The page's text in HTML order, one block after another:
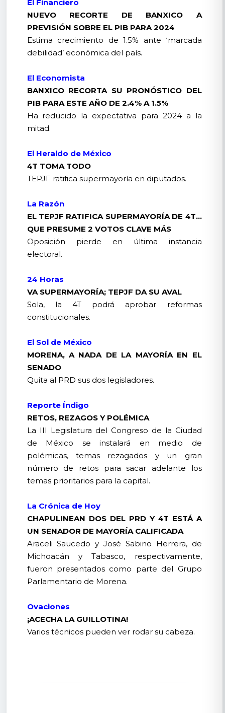
El Financiero
NUEVO RECORTE DE BANXICO A
PREVISIÓN SOBRE EL PIB PARA 2024
Estima crecimiento de 1.5% ante ‘marcada
debilidad’ económica del país.
El Economista
BANXICO RECORTA SU PRONÓSTICO DEL
PIB PARA ESTE AÑO DE 2.4% A 1.5%
Ha reducido la expectativa para 2024 a la
mitad.
El Heraldo de México
4T TOMA TODO
TEPJF ratifica supermayoría en diputados.
La Razón
EL TEPJF RATIFICA SUPERMAYORÍA DE 4T…
QUE PRESUME 2 VOTOS CLAVE MÁS
Oposición pierde en última instancia
electoral.
24 Horas
VA SUPERMAYORÍA; TEPJF DA SU AVAL
Sola, la 4T podrá aprobar reformas
constitucionales.
El Sol de México
MORENA, A NADA DE LA MAYORÍA EN EL
SENADO
Quita al PRD sus dos legisladores.
Reporte Índigo
RETOS, REZAGOS Y POLÉMICA
La III Legislatura del Congreso de la Ciudad
de México se instalará en medio de
polémicas, temas rezagados y un gran
número de retos para sacar adelante los
temas prioritarios para la capital.
La Crónica de Hoy
CHAPULINEAN DOS DEL PRD Y 4T ESTÁ A
UN SENADOR DE MAYORÍA CALIFICADA
Araceli Saucedo y José Sabino Herrera, de
Michoacán y Tabasco, respectivamente,
fueron presentados como parte del Grupo
Parlamentario de Morena.
Ovaciones
¡ACECHA LA GUILLOTINA!
Varios técnicos pueden ver rodar su cabeza.